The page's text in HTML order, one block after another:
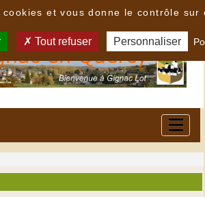
et vous donne le contrôle sur
Tout refuser Personnaliser